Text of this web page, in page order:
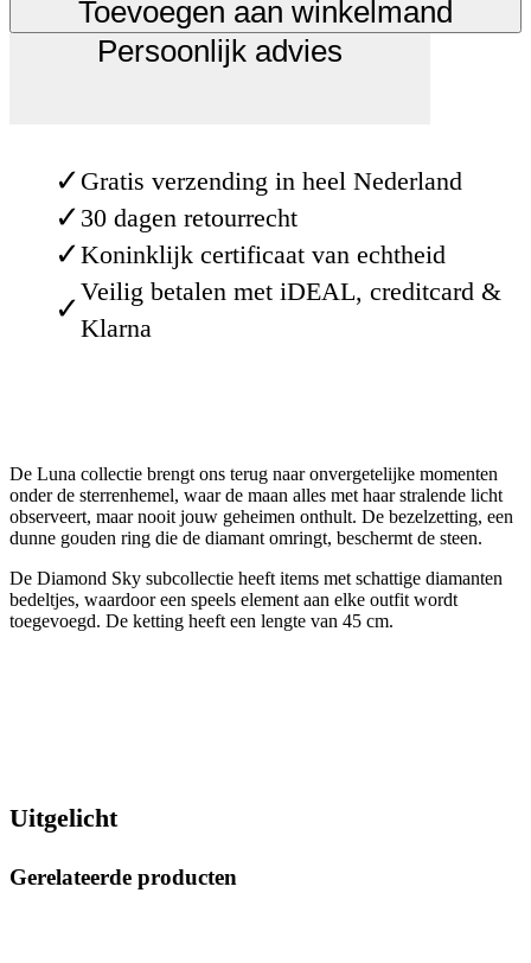
Toevoegen aan winkelmand
Persoonlijk advies
✓ Gratis verzending in heel Nederland
✓ 30 dagen retourrecht
✓Koninklijk certificaat van echtheid
✓
Veilig betalen met iDEAL, creditcard &
Klarna
De Luna collectie brengt ons terug naar onvergetelijke momenten
onder de sterrenhemel, waar de maan alles met haar stralende licht
observeert, maar nooit jouw geheimen onthult. De bezelzetting, een
dunne gouden ring die de diamant omringt, beschermt de steen.
De Diamond Sky subcollectie heeft items met schattige diamanten
bedeltjes, waardoor een speels element aan elke outfit wordt
toegevoegd. De ketting heeft een lengte van 45 cm.
Uitgelicht
Gerelateerde producten